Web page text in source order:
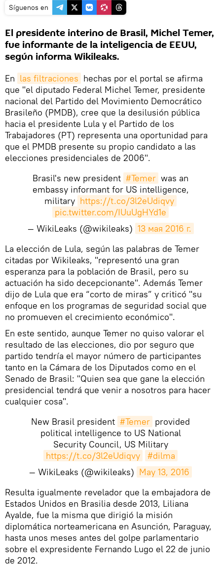
Síguenos en
El presidente interino de Brasil, Michel Temer,
fue informante de la inteligencia de EEUU,
según informa Wikileaks.
En las filtraciones hechas por el portal se afirma
que "el diputado Federal Michel Temer, presidente
nacional del Partido del Movimiento Democrático
Brasileño (PMDB), cree que la desilusión pública
hacia el presidente Lula y el Partido de los
Trabajadores (PT) representa una oportunidad para
que el PMDB presente su propio candidato a las
elecciones presidenciales de 2006".
Brasil's new president #Temer was an
embassy informant for US intelligence,
military https://t.co/3l2eUdiqvy
pic.twitter.com/IUuUgHYd1e
— WikiLeaks (@wikileaks) 13 мая 2016 г.
La elección de Lula, según las palabras de Temer
citadas por Wikileaks, "representó una gran
esperanza para la población de Brasil, pero su
actuación ha sido decepcionante". Además Temer
dijo de Lula que era “corto de miras” y criticó "su
enfoque en los programas de seguridad social que
no promueven el crecimiento económico".
En este sentido, aunque Temer no quiso valorar el
resultado de las elecciones, dio por seguro que
partido tendría el mayor número de participantes
tanto en la Cámara de los Diputados como en el
Senado de Brasil: "Quien sea que gane la elección
presidencial tendrá que venir a nosotros para hacer
cualquier cosa".
New Brasil president #Temer provided
political intelligence to US National
Security Council, US Military
https://t.co/3l2eUdiqvy
#dilma
— WikiLeaks (@wikileaks) May 13, 2016
​Resulta igualmente revelador que la embajadora de
Estados Unidos en Brasilia desde 2013, Liliana
Ayalde, fue la misma que dirigió la misión
diplomática norteamericana en Asunción, Paraguay,
hasta unos meses antes del golpe parlamentario
sobre el expresidente Fernando Lugo el 22 de junio
de 2012.